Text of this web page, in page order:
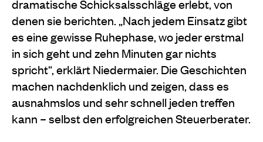
dramatische Schicksalsschläge erlebt, von
denen sie berichten. „Nach jedem Einsatz gibt
es eine gewisse Ruhephase, wo jeder erstmal
in sich geht und zehn Minuten gar nichts
spricht“, erklärt Niedermaier. Die Geschichten
machen nachdenklich und zeigen, dass es
ausnahmslos und sehr schnell jeden treffen
kann – selbst den erfolgreichen Steuerberater.